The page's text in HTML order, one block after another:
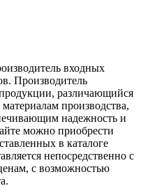
входных
Производитель
различающийся
производства,
надежность и
можно приобрести
в каталоге
непосредственно с
с возможностью